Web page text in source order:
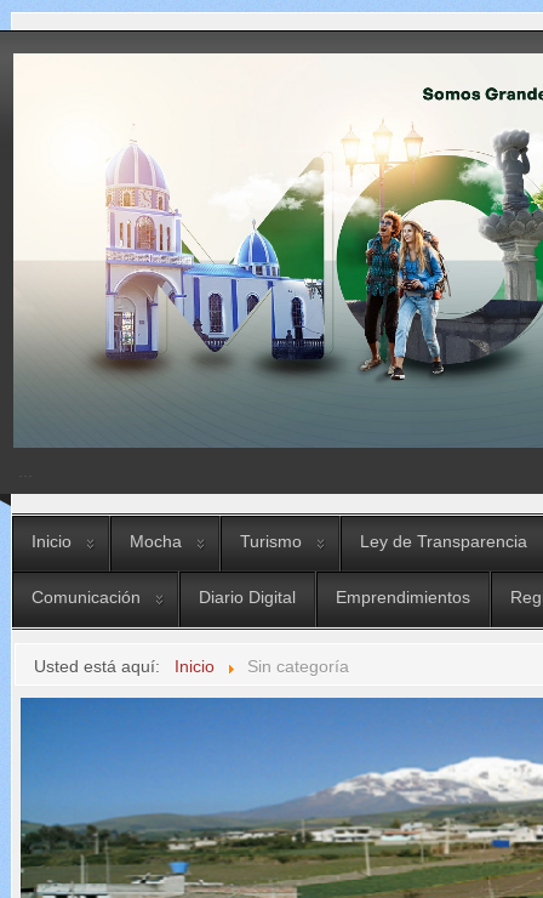
Inicio Mocha Turismo Ley de Transparencia
Comunicación Diario Digital Emprendimientos
Usted está aquí: Inicio Sin categoría